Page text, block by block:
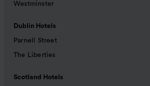
Westminster
Dublin Hotels
Parnell Street
The Liberties
Scotland Hotels